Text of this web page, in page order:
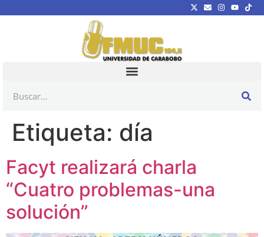
Etiqueta: día
Facyt realizará charla
“Cuatro problemas-una
solución”